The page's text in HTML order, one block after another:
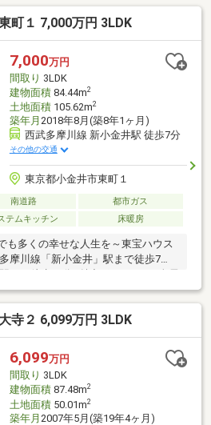
す。生涯FPによるライフプラン設計
町１ 7,000万円 3LDK
7,000万円
間取り 3LDK
建物面積84.44m2
土地面積105.62m2
築年月 2018年8月(築8年1ヶ月)
西武多摩川線 新小金井駅 徒歩7分
その他の交通
東京都小金井市東町１
南道路
都市ガス
テムキッチン 床暖房
も多くの幸せな人生を～東宝ハウス
摩川線「新小金井」駅まで徒歩7
に窓があります。・WICや床下収納
備わっています。■設備■・対面式の
洗浄乾燥機が搭載されています。・
さ。浴室乾燥機付きです。■周辺環
まで徒歩5分・小金井市立東小学校ま
2026年1月に壁の貼替済みです。
寺２ 6,099万円 3LDK
6,099万円
間取り 3LDK
建物面積87.48m2
土地面積50.01m2
築年月 2007年5月(築19年4ヶ月)